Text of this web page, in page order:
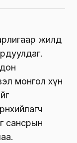
жилд
монгол хүн
сансрын